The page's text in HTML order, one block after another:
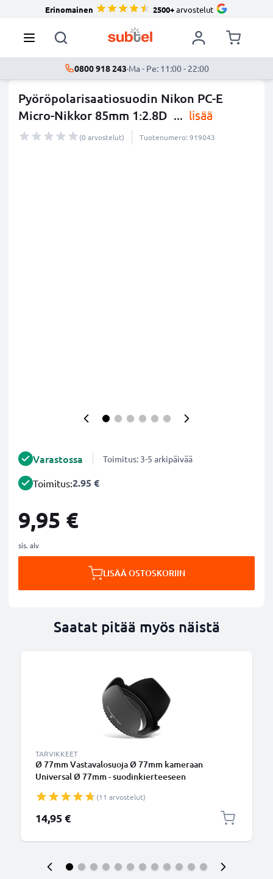
Erinomainen 2500+arvostelut
0800 918 243·Ma - Pe: 11:00 - 22:00
Pyöröpolarisaatiosuodin Nikon PC-E
Micro-Nikkor 85mm 1:2.8D ... lisää
(0 arvostelut) Tuotenumero: 919043
Varastossa Toimitus: 3-5 arkipäivää
Toimitus:2.95 €
9,95 €
sis. alv
LISÄÄ OSTOSKORIIN
Saatat pitää myös näistä
TARVIKKEET
Ø 77mm Vastavalosuoja Ø 77mm kameraan
Universal Ø 77mm - suodinkierteeseen
vastavalosuoja tuotemerkiltä CELLONIC
(11 arvostelut)
14,95 €